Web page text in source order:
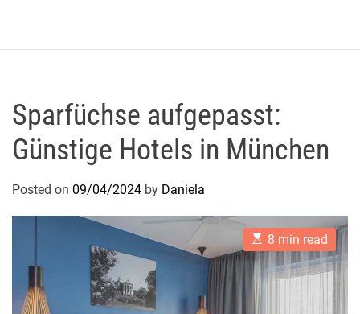
e
Sparfüchse aufgepasst:
Günstige Hotels in München
Posted on 09/04/2024 by Daniela
E
s
t
m
a
8 min read